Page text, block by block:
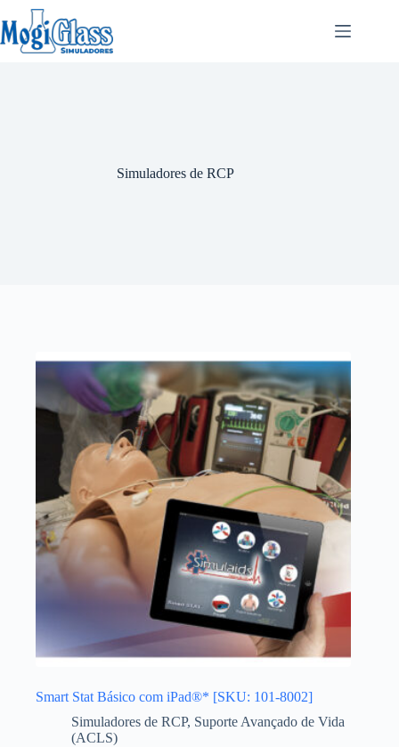
Simuladores de RCP
Smart Stat Básico com iPad®* [SKU: 101-8002]
Simuladores de RCP, Suporte Avançado de Vida
(ACLS)